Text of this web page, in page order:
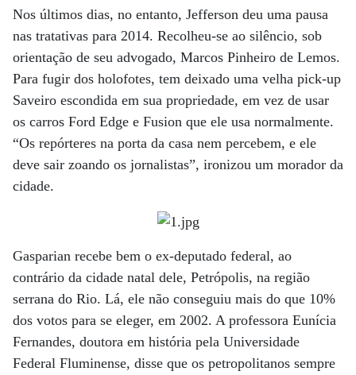
Nos últimos dias, no entanto, Jef­ferson deu uma pausa
nas tratativas para 2014. Recolheu-se ao silêncio, sob
orientação de seu advogado, Marcos Pinheiro de Lemos.
Para fugir dos holofotes, tem deixado uma velha pick-up
Saveiro escondida em sua propriedade, em vez de usar
os carros Ford Edge e Fusion que ele usa normalmente.
“Os repórteres na porta da casa nem percebem, e ele
deve sair zoando os jornalistas”, ironizou um morador da
cidade.
Gasparian recebe bem o ex-deputado federal, ao
contrário da cidade natal dele, Petrópolis, na região
serrana do Rio. Lá, ele não conseguiu mais do que 10%
dos votos para se eleger, em 2002. A professora Eunícia
Fernandes, doutora em história pela Universidade
Federal Fluminense, disse que os petropolitanos sempre